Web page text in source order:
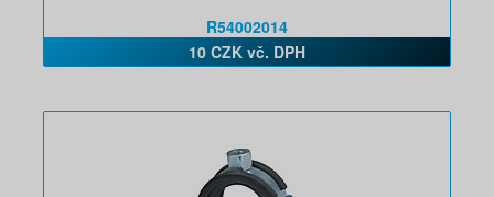
R54002014
10 CZK vč. DPH